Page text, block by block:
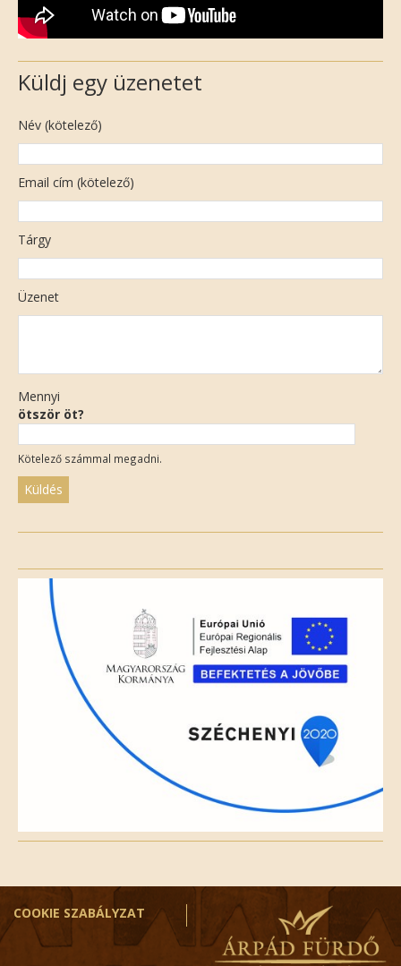
Küldj egy üzenetet
Név (kötelező)
Email cím (kötelező)
Tárgy
Üzenet
Mennyi
ötször öt?
Kötelező számmal megadni.
field
empty.
COOKIE SZABÁLYZAT